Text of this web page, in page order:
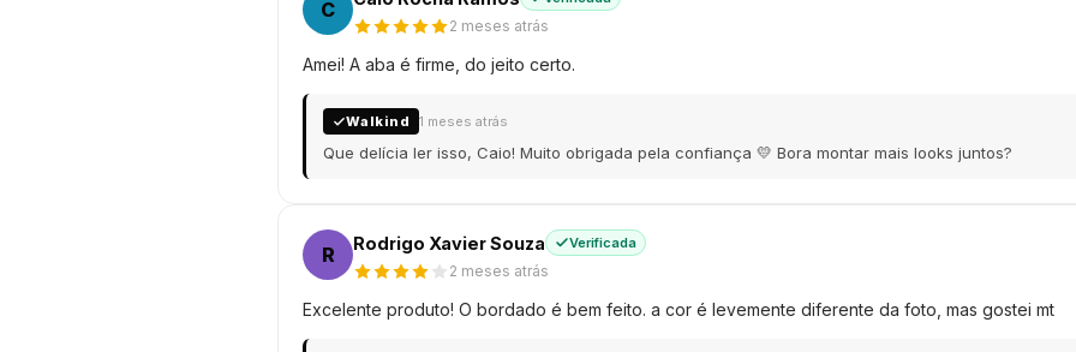
C
2 meses atrás
Amei! A aba é firme, do jeito certo.
Walkind 1 meses atrás
Que delícia ler isso, Caio! Muito obrigada pela confiança 💛 Bora montar mais looks juntos?
R Rodrigo Xavier Souza Verificada
2 meses atrás
Excelente produto! O bordado é bem feito. a cor é levemente diferente da foto, mas gostei mt